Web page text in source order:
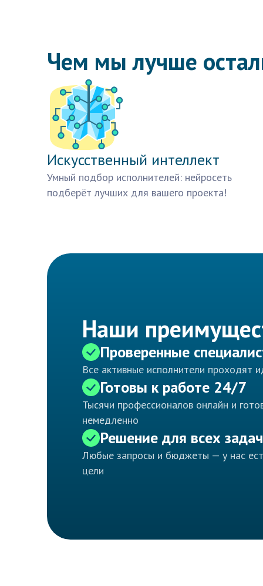
Чем мы лучше
Искусственный интеллект
Умный подбор исполнителей: нейросеть
подберёт лучших для вашего проекта!
Наши
Проверенные
Все активные исполнители проходят
Готовы к работе 24/7
Тысячи профессионалов онлайн и
немедленно
Решение для всех задач
Любые запросы и бюджеты — у нас
цели